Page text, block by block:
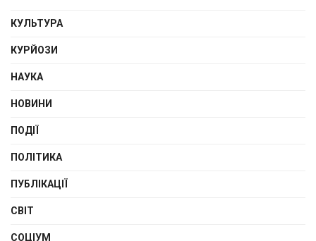
КУЛЬТУРА
КУРЙОЗИ
НАУКА
НОВИНИ
ПОДІЇ
ПОЛІТИКА
ПУБЛІКАЦІЇ
СВІТ
СОЦІУМ